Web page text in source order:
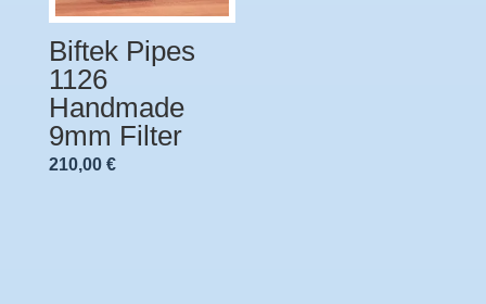
Biftek Pipes
1126
Handmade
9mm Filter
210,00 €